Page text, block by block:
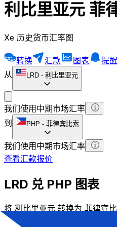
利比里亚元 菲
Xe 历史货币汇率图
转换 汇款 图表
提醒
从
LRD - 利比里亚元
我们使用中期市场汇率
到
PHP - 菲律宾比索
我们使用中期市场汇率
查看汇款报价
LRD 兑 PHP 图表
将 利比里亚元 转换为 菲律宾